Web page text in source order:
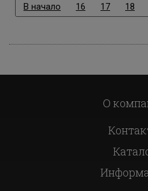
В начало 16 17 18
О